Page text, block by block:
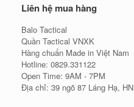
Liên hệ mua hàng
Balo Tactical
Quần Tactical VNXK
Hàng chuẩn Made in Việt Nam
Hotline: 0829.331122
Open Time: 9AM - 7PM
Địa chỉ: 39 ngõ 87 Láng Hạ, HN